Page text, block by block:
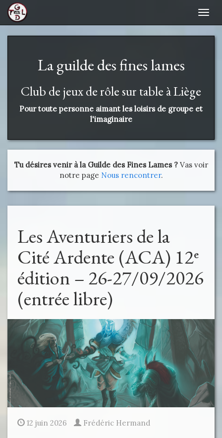
La guilde des fines lames
Club de jeux de rôle sur table à Liège
Pour toute personne aimant les loisirs de groupe et
l'imaginaire
Tu désires venir à la Guilde des Fines Lames ?Vas voir
notre page Nous rencontrer.
Les Aventuriers de la
Cité Ardente (ACA) 12ᵉ
édition – 26-27/09/2026
(entrée libre)
12 juin 2026 Frédéric Hermand